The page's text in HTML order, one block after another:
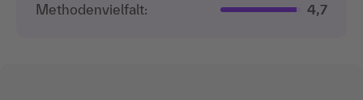
Methodenvielfalt:
4,7